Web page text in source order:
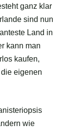
ganz klar
sind nun
Land in
kann man
kaufen,
eigenen
wie